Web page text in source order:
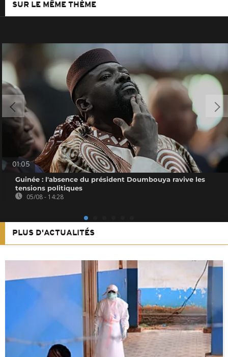
SUR LE MÊME THÈME
01:05
Guinée : l'absence du président Doumbouya ravive les
tensions politiques
05/08 - 14:28
PLUS D'ACTUALITÉS